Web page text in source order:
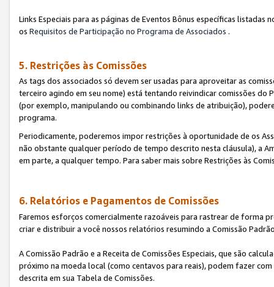
Links Especiais para as páginas de Eventos Bônus específicas listadas
os Requisitos de Participação no Programa de Associados .
5. Restrições às Comissões
As tags dos associados só devem ser usadas para aproveitar as
terceiro agindo em seu nome) está tentando reivindicar comissões
(por exemplo, manipulando ou combinando links de atribuição),
programa.
Periodicamente, poderemos impor restrições à oportunidade de os
não obstante qualquer período de tempo descrito nesta cláusula), a
em parte, a qualquer tempo. Para saber mais sobre Restrições às
6. Relatórios e Pagamentos de Comissões
Faremos esforços comercialmente razoáveis para rastrear de forma
criar e distribuir a você nossos relatórios resumindo a Comissão
A Comissão Padrão e a Receita de Comissões Especiais, que são
próximo na moeda local (como centavos para reais), podem fazer
descrita em sua Tabela de Comissões.